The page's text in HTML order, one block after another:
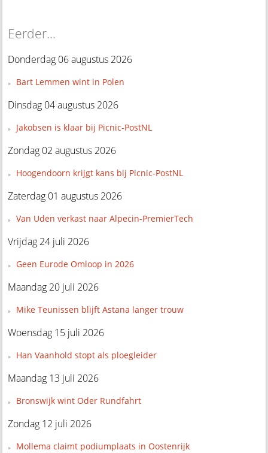
Eerder...
Donderdag 06 augustus 2026
Bart Lemmen wint in Polen
Dinsdag 04 augustus 2026
Jakobsen is klaar bij Picnic-PostNL
Zondag 02 augustus 2026
Hoogendoorn krijgt kans bij Picnic-PostNL
Zaterdag 01 augustus 2026
Van Uden verkast naar Alpecin-PremierTech
Vrijdag 24 juli 2026
Geen Eurode Omloop in 2026
Maandag 20 juli 2026
Mike Teunissen blijft Astana langer trouw
Woensdag 15 juli 2026
Han Vaanhold stopt als ploegleider
Maandag 13 juli 2026
Bronswijk wint Oder Rundfahrt
Zondag 12 juli 2026
Mollema claimt podiumplaats in Oostenrijk